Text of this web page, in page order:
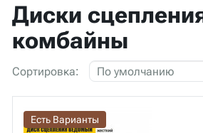
Диски
комбайны
Сортировка:
Есть Варианты